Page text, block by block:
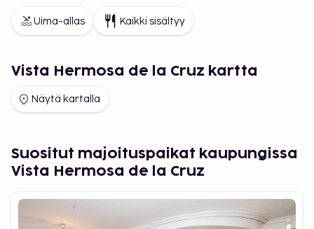
Uima-allas Kaikki sisältyy
Vista Hermosa de la Cruz kartta
Näytä kartalla
Suositut majoituspaikat kaupungissa
Vista Hermosa de la Cruz